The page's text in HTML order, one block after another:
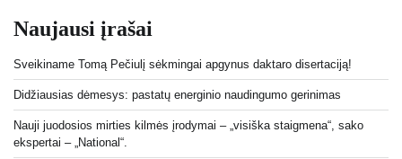
Naujausi įrašai
Sveikiname Tomą Pečiulį sėkmingai apgynus daktaro disertaciją!
Didžiausias dėmesys: pastatų energinio naudingumo gerinimas
Nauji juodosios mirties kilmės įrodymai – „visiška staigmena“, sako
ekspertai – „National“.